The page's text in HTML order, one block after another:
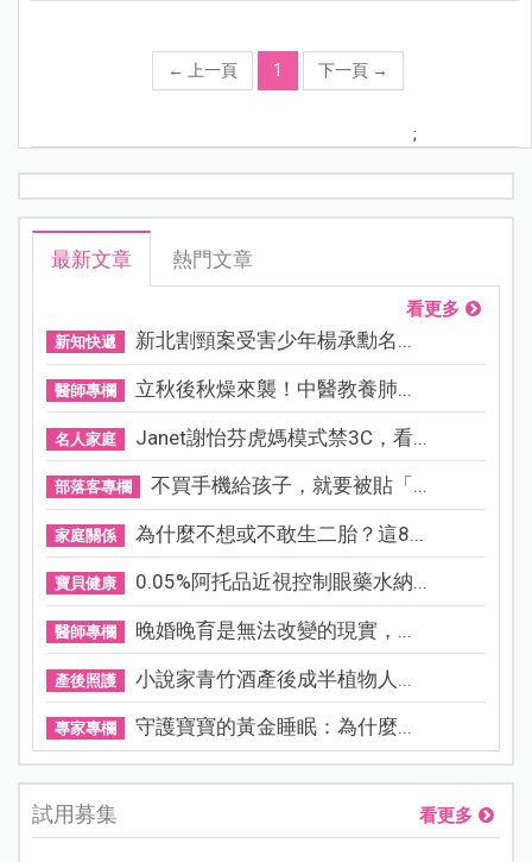
← 上一頁 1 下一頁 →
;
最新文章 熱門文章
看更多
新知快遞 新北割頸案受害少年楊承勳名...
醫師專欄 立秋後秋燥來襲！中醫教養肺...
名人家庭 Janet謝怡芬虎媽模式禁3C，看...
部落客專欄 不買手機給孩子，就要被貼「...
家庭關係 為什麼不想或不敢生二胎？這8...
寶貝健康 0.05%阿托品近視控制眼藥水納...
醫師專欄 晚婚晚育是無法改變的現實，...
產後照護 小說家青竹酒產後成半植物人...
專家專欄 守護寶寶的黃金睡眠：為什麼...
試用募集 看更多